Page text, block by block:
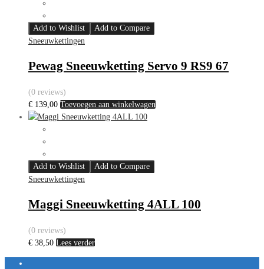
Add to Wishlist
Add to Compare
Sneeuwkettingen
Pewag Sneeuwketting Servo 9 RS9 67
(0 reviews)
€ 139,00 Toevoegen aan winkelwagen
Add to Wishlist
Add to Compare
Sneeuwkettingen
Maggi Sneeuwketting 4ALL 100
(0 reviews)
€ 38,50 Lees verder